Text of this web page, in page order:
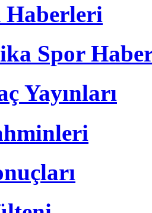
Haberleri
Spor
Yayınları